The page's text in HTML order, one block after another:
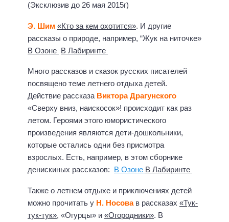
(Эксклюзив до 26 мая 2015г)
Э. Шим «Кто за кем охотится». И другие
рассказы о природе, например, “Жук на ниточке»
В Озоне В Лабиринте
Много рассказов и сказок русских писателей
посвящено теме летнего отдыха детей.
Действие рассказа Виктора Драгунского
«Сверху вниз, наискосок»! происходит как раз
летом. Героями этого юмористического
произведения являются дети-дошкольники,
которые остались одни без присмотра
взрослых. Есть, например, в этом сборнике
денискиных рассказов: В Озоне В Лабиринте
Также о летнем отдыхе и приключениях детей
можно прочитать у Н. Носовав рассказах «Тук-
тук-тук», «Огурцы» и «Огородники». В